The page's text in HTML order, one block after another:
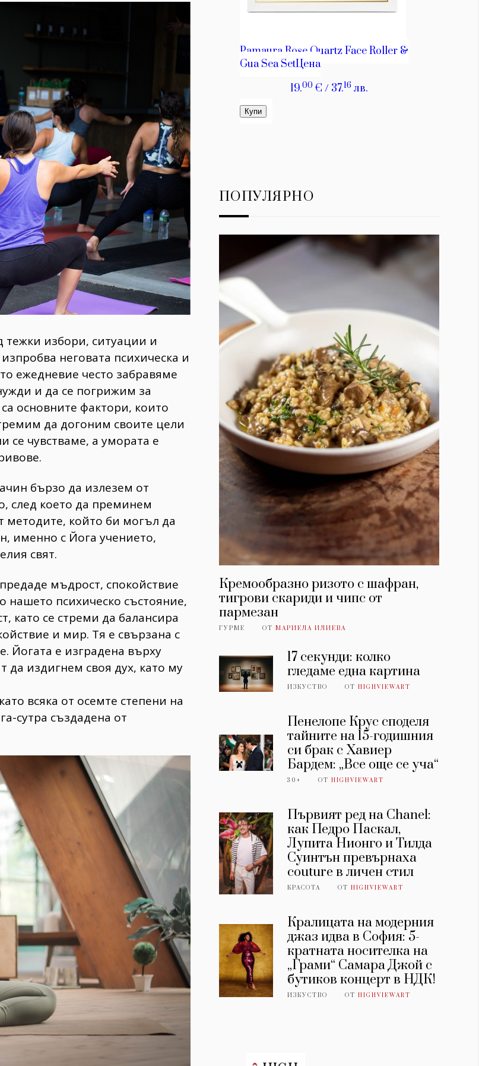
тежки избори, ситуации и
неговата психическа и
ежедневие често забравяме
и да се погрижим за
основните фактори, които
да догоним своите цели
се чувстваме, а умората е
бързо да излезем от
след което да преминем
методите, който би могъл да
именно с Йога учението,
свят.
мъдрост, спокойствие
нашето психическо състояние,
като се стреми да балансира
и мир. Тя е свързана с
Йогата е изградена върху
издигнем своя дух, като му
всяка от осемте степени на
сутра създадена от
ПОПУЛЯРНО
Кремообразно ризото с шафран,
тигрови скариди и чипс от
пармезан
ГУРМЕ ОТ МАРИЕЛА ИЛИЕВА
17 секунди: колко
гледаме една картина
ИЗКУСТВО ОТHIGHVIEWART
Пенелопе Крус споделя
тайните на 15-годишния
си брак с Хавиер
Бардем: „Все още се уча“
30+ ОТHIGHVIEWART
Първият ред на Chanel:
как Педро Паскал,
Лупита Нионго и Тилда
Суинтън превърнаха
couture в личен стил
КРАСОТА ОТHIGHVIEWART
Кралицата на модерния
джаз идва в София: 5-
кратната носителка на
„Грами“ Самара Джой с
бутиков концерт в НДК!
ИЗКУСТВО ОТHIGHVIEWART